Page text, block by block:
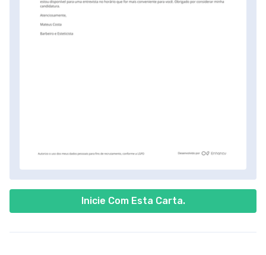
Inicie Com Esta Carta.